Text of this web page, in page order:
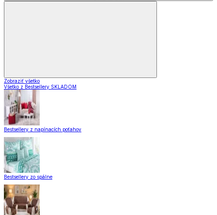
Zobraziť všetko
Všetko z Bestsellery SKLADOM
Bestsellery z napínacích poťahov
Bestsellery zo spálne